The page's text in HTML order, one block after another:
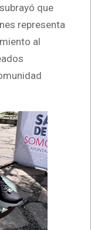
que
representa
al